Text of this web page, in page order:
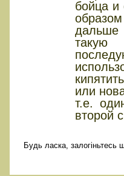
бойца и
или
т.е.
второй
Будь ласка, залогіньтесь